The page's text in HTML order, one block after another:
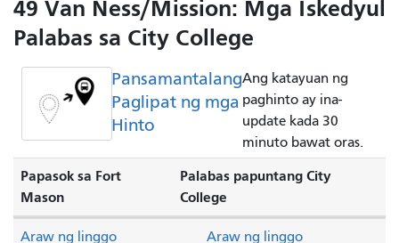
49 Van Ness/Mission: Mga Iskedyul
Palabas sa City College
Pansamantalang
Paglipat ng mga
Hinto
Ang katayuan ng
paghinto ay ina-
update kada 30
minuto bawat oras.
Papasok sa Fort
Mason
Palabas papuntang City
College
Araw ng linggo Araw ng linggo